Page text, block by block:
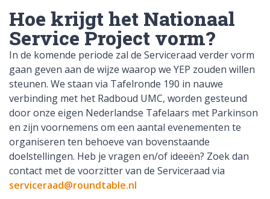
Hoe krijgt het Nationaal
Service Project vorm?
In de komende periode zal de Serviceraad verder vorm
gaan geven aan de wijze waarop we YEP zouden willen
steunen. We staan via Tafelronde 190 in nauwe
verbinding met het Radboud UMC, worden gesteund
door onze eigen Nederlandse Tafelaars met Parkinson
en zijn voornemens om een aantal evenementen te
organiseren ten behoeve van bovenstaande
doelstellingen. Heb je vragen en/of ideeën? Zoek dan
contact met de voorzitter van de Serviceraad via
serviceraad@roundtable.nl